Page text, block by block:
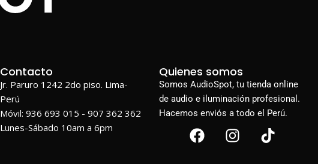
Contacto
Jr. Paruro 1242 2do piso. Lima-
Perú
Móvil: 936 693 015 - 907 362 362
Lunes-Sábado 10am a 6pm
Quienes somos
Somos AudioSpot, tu tienda online
de audio e iluminación profesional.
Hacemos enviós a todo el Perú.